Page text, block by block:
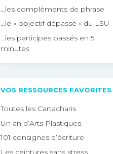
…les compléments de phrase
…le « objectif dépassé » du LSU
…les participes passés en 5
minutes
VOS RESSOURCES FAVORITES
Toutes les Cartacharis
Un an d’Arts Plastiques
101 consignes d’écriture
Les ceintures sans stress